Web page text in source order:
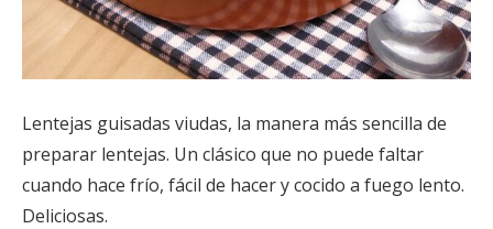
Lentejas guisadas viudas, la manera más sencilla de
preparar lentejas. Un clásico que no puede faltar
cuando hace frío, fácil de hacer y cocido a fuego lento.
Deliciosas.